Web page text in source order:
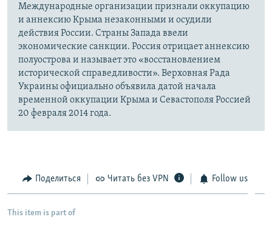
Международные организации признали оккупацию
и аннексию Крыма незаконными и осудили
действия России. Страны Запада ввели
экономические санкции. Россия отрицает аннексию
полуострова и называет это «восстановлением
исторической справедливости». Верховная Рада
Украины официально объявила датой начала
временной оккупации Крыма и Севастополя Россией
20 февраля 2014 года.
Поделиться Читать без VPN Follow us
This item is part of